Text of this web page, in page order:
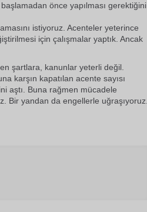
başlamadan önce yapılması gerektiğini
istiyoruz. Acenteler yeterince
için çalışmalar yaptık. Ancak
şartlara, kanunlar yeterli değil.
karşın kapatılan acente sayısı
aştı. Buna rağmen mücadele
Bir yandan da engellerle uğraşıyoruz.